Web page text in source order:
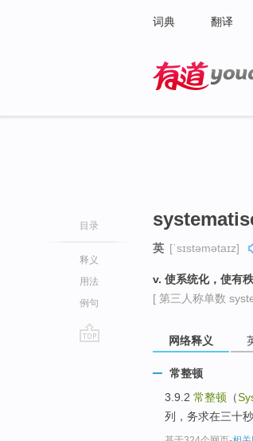
词典 翻译
目录
释义
用法
例句
英 [ˈsɪstəmətaɪz]
v. 使系统化，使有
[ 第三人称单数
网络释义
常整顿
3.9.2 常整顿 （
列，务求在三十